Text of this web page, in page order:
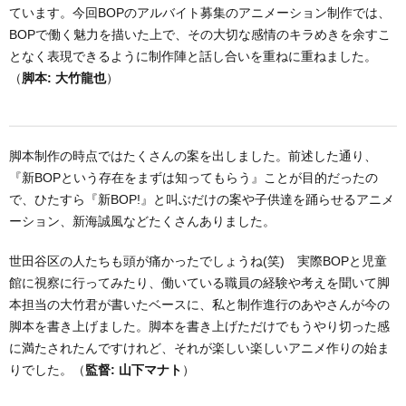
ています。今回BOPのアルバイト募集のアニメーション制作では、
BOPで働く魅力を描いた上で、その大切な感情のキラめきを余すこ
となく表現できるように制作陣と話し合いを重ねに重ねました。
（脚本: 大竹龍也）
脚本制作の時点ではたくさんの案を出しました。前述した通り、
『新BOPという存在をまずは知ってもらう』ことが目的だったの
で、ひたすら『新BOP!』と叫ぶだけの案や子供達を踊らせるアニメ
ーション、新海誠風などたくさんありました。
世田谷区の人たちも頭が痛かったでしょうね(笑) 実際BOPと児童
館に視察に行ってみたり、働いている職員の経験や考えを聞いて脚
本担当の大竹君が書いたベースに、私と制作進行のあやさんが今の
脚本を書き上げました。脚本を書き上げただけでもうやり切った感
に満たされたんですけれど、それが楽しい楽しいアニメ作りの始ま
りでした。（監督: 山下マナト ）